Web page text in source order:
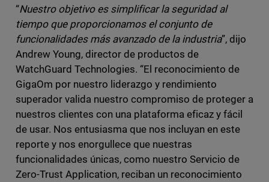
“Nuestro objetivo es simplificar la seguridad al
tiempo que proporcionamos el conjunto de
funcionalidades más avanzado de la industria”, dijo
Andrew Young, director de productos de
WatchGuard Technologies. “El reconocimiento de
GigaOm por nuestro liderazgo y rendimiento
superador valida nuestro compromiso de proteger a
nuestros clientes con una plataforma eficaz y fácil
de usar. Nos entusiasma que nos incluyan en este
reporte y nos enorgullece que nuestras
funcionalidades únicas, como nuestro Servicio de
Zero-Trust Application, reciban un reconocimiento